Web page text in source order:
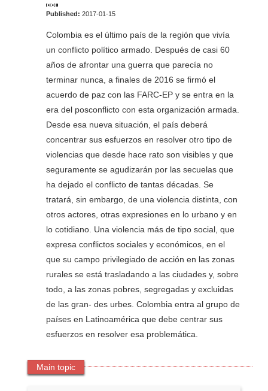
Published: 2017-01-15
Colombia es el último país de la región que vivía
un conflicto político armado. Después de casi 60
años de afrontar una guerra que parecía no
terminar nunca, a finales de 2016 se firmó el
acuerdo de paz con las FARC-EP y se entra en la
era del posconflicto con esta organización armada.
Desde esa nueva situación, el país deberá
concentrar sus esfuerzos en resolver otro tipo de
violencias que desde hace rato son visibles y que
seguramente se agudizarán por las secuelas que
ha dejado el conflicto de tantas décadas. Se
tratará, sin embargo, de una violencia distinta, con
otros actores, otras expresiones en lo urbano y en
lo cotidiano. Una violencia más de tipo social, que
expresa conflictos sociales y económicos, en el
que su campo privilegiado de acción en las zonas
rurales se está trasladando a las ciudades y, sobre
todo, a las zonas pobres, segregadas y excluidas
de las gran- des urbes. Colombia entra al grupo de
países en Latinoamérica que debe centrar sus
esfuerzos en resolver esa problemática.
Main topic